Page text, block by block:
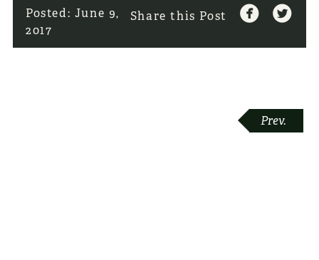
Share this Post  
Posted: June 9,
2017
Prev.